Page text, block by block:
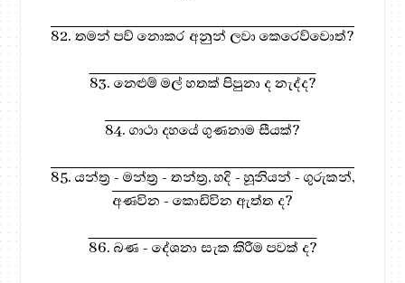
82. තමන් පව් නොකර අනුන් ලවා කෙරෙව්වොත්?
83. නෙළුම් මල් හතක් පිපුනා ද නැද්ද?
84. ගාථා දහයේ ගුණනාම සීයක්?
85. යන්ත්‍ර - මන්ත්‍ර - තන්ත්‍ර, හදි - හූනියන් - ගුරුකන්,
අණවින - කොඩිවින ඇත්ත ද?
86. බණ - දේශනා සැක කිරීම පවක් ද?